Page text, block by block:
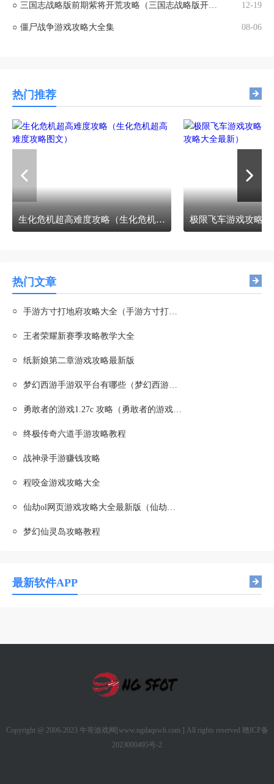
○ 三国志战略版前期紫将开荒攻略（三国志战略版开荒紫将推荐 开荒选什么紫将） 12-19
○ 僵尸战争游戏攻略大全集 08-06
热门推荐
生化危机超高难度攻略（生化危机超高难度攻略图文）
热门文章
○ 手游方寸打地府攻略大全（手游方寸打地府攻略大全图）
○ 王者荣耀新赛季攻略教学大全
○ 纸新娘第二章游戏攻略最新版
○ 梦幻西游手游双平台有哪些（梦幻西游手游双平台有哪些区服）
○ 勇敢者的游戏1.27c 攻略（勇敢者的游戏3.57攻略）
○ 终极传奇六道手游攻略教程
○ 战神录手游赚钱攻略
○ 程咬金游戏攻略大全
○ 仙劫ol网页游戏攻略大全最新版（仙劫手游官网）
○ 梦幻仙灵岛攻略教程
最新软件APP
Copyright @ 2006-2023 牛哥游戏网[www.ngdaqswh.com ] All rights reserved 赣ICP备
2023000495号-2